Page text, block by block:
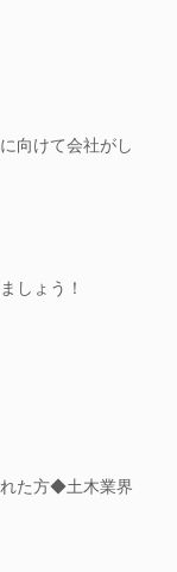
向けて会社がし
しょう！
た方◆土木業界